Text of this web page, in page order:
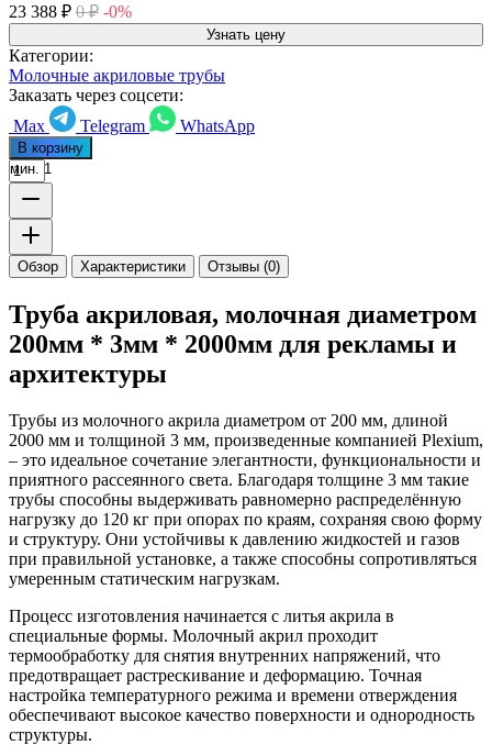
23 388 ₽ 0 ₽ -0%
Узнать цену
Категории:
Молочные акриловые трубы
Заказать через соцсети:
Max
Telegram WhatsApp
В корзину
мин. 1
Обзор Характеристики Отзывы (0)
Труба акриловая, молочная диаметром
200мм * 3мм * 2000мм для рекламы и
архитектуры
Трубы из молочного акрила диаметром от 200 мм, длиной
2000 мм и толщиной 3 мм, произведенные компанией Plexium,
– это идеальное сочетание элегантности, функциональности и
приятного рассеянного света. Благодаря толщине 3 мм такие
трубы способны выдерживать равномерно распределённую
нагрузку до 120 кг при опорах по краям, сохраняя свою форму
и структуру. Они устойчивы к давлению жидкостей и газов
при правильной установке, а также способны сопротивляться
умеренным статическим нагрузкам.
Процесс изготовления начинается с литья акрила в
специальные формы. Молочный акрил проходит
термообработку для снятия внутренних напряжений, что
предотвращает растрескивание и деформацию. Точная
настройка температурного режима и времени отверждения
обеспечивают высокое качество поверхности и однородность
структуры.